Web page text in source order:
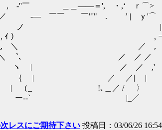
――＝', ・,‘ ｒ⌒> _／
￣ ￣"'" . ’ | ｙ'⌒
| ／ ノ
, ー' ／´
＼ ／ ,
`､ ／ ／ ／
| ／ ／ ,'
｛ | ／ ／| |
（_ !､＿／ / 〉
ー‐‐` |_／
レスにご期待下さい 投稿日：03/06/26